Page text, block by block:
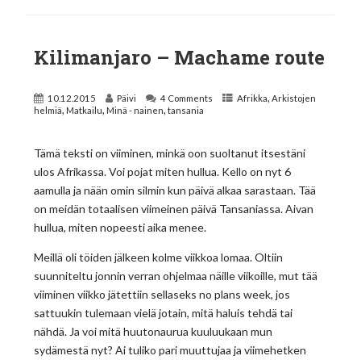
Kilimanjaro – Machame route
10.12.2015 Päivi 4 Comments Afrikka,Arkistojen
helmiä,Matkailu,Minä - nainen,tansania
Tämä teksti on viiminen, minkä oon suoltanut itsestäni
ulos Afrikassa. Voi pojat miten hullua. Kello on nyt 6
aamulla ja nään omin silmin kun päivä alkaa sarastaan. Tää
on meidän totaalisen viimeinen päivä Tansaniassa. Aivan
hullua, miten nopeesti aika menee.
Meillä oli töiden jälkeen kolme viikkoa lomaa. Oltiin
suunniteltu jonnin verran ohjelmaa näille viikoille, mut tää
viiminen viikko jätettiin sellaseks no plans week, jos
sattuukin tulemaan vielä jotain, mitä haluis tehdä tai
nähdä. Ja voi mitä huutonaurua kuuluukaan mun
sydämestä nyt? Ai tuliko pari muuttujaa ja viimehetken